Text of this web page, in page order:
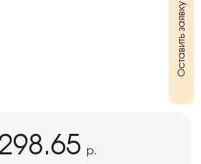
р.
Оставить заявку